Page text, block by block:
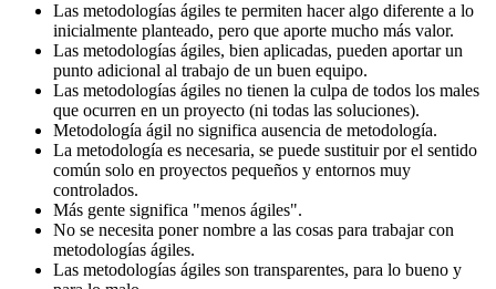
Las metodologías ágiles te permiten hacer algo diferente a lo
inicialmente planteado, pero que aporte mucho más valor.
Las metodologías ágiles, bien aplicadas, pueden aportar un
punto adicional al trabajo de un buen equipo.
Las metodologías ágiles no tienen la culpa de todos los males
que ocurren en un proyecto (ni todas las soluciones).
Metodología ágil no significa ausencia de metodología.
La metodología es necesaria, se puede sustituir por el sentido
común solo en proyectos pequeños y entornos muy
controlados.
Más gente significa "menos ágiles".
No se necesita poner nombre a las cosas para trabajar con
metodologías ágiles.
Las metodologías ágiles son transparentes, para lo bueno y